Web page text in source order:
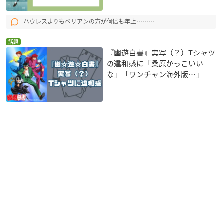
ハウレスよりもベリアンの方が何倍も年上………
話題
『幽遊白書』実写（？）Tシャツ
の違和感に「桑原かっこいい
な」「ワンチャン海外版…」